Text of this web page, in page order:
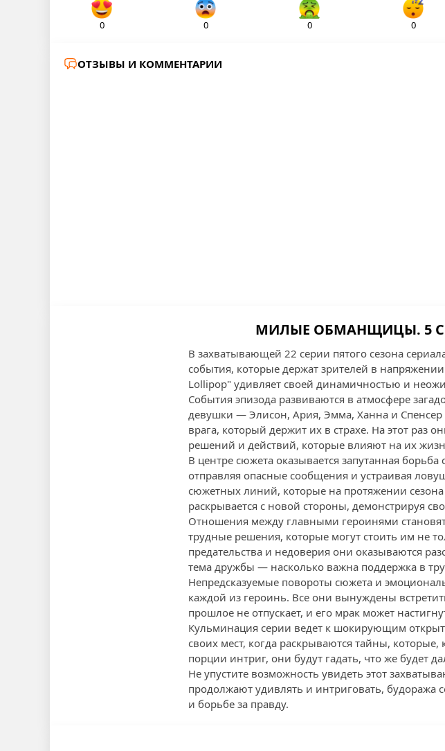
0 0 0 0
ОТЗЫВЫ И КОММЕНТАРИИ
МИЛЫЕ ОБМАНЩИЦЫ. 5
В захватывающей 22 серии пятого сезона
события, которые держат зрителей в
Lollipop" удивляет своей динамичностью и
События эпизода развиваются в атмосфере
девушки — Элисон, Ария, Эмма, Ханна и
врага, который держит их в страхе. На этот раз
решений и действий, которые влияют на их
В центре сюжета оказывается запутанная
отправляя опасные сообщения и устраивая
сюжетных линий, которые на протяжении
раскрывается с новой стороны, демонстрируя
Отношения между главными героинями
трудные решения, которые могут стоить им не
предательства и недоверия они оказываются
тема дружбы — насколько важна поддержка в
Непредсказуемые повороты сюжета и
каждой из героинь. Все они вынуждены
прошлое не отпускает, и его мрак может
Кульминация серии ведет к шокирующим
своих мест, когда раскрываются тайны,
порции интриг, они будут гадать, что же будет
Не упустите возможность увидеть этот
продолжают удивлять и интриговать, будоража
и борьбе за правду.